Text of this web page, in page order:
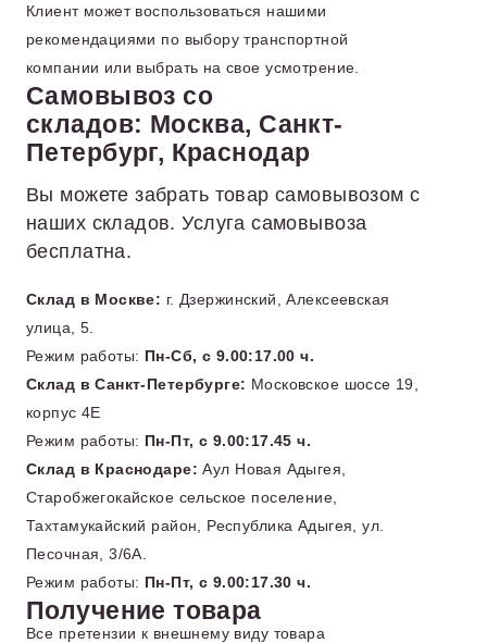
Клиент может воспользоваться нашими
рекомендациями по выбору транспортной
компании или выбрать на свое усмотрение.
Самовывоз со
складов: Москва, Санкт-
Петербург, Краснодар
Вы можете забрать товар самовывозом с
наших складов. Услуга самовывоза
бесплатна.
Склад в Москве: г. Дзержинский, Алексеевская
улица, 5.
Режим работы: Пн-Сб, с 9.00:17.00 ч.
Склад в Санкт-Петербурге: Московское шоссе 19,
корпус 4Е
Режим работы: Пн-Пт, с 9.00:17.45 ч.
Склад в Краснодаре: Аул Новая Адыгея,
Старобжегокайское сельское поселение,
Тахтамукайский район, Республика Адыгея, ул.
Песочная, 3/6А.
Режим работы: Пн-Пт, с 9.00:17.30 ч.
Получение товара
Все претензии к внешнему виду товара